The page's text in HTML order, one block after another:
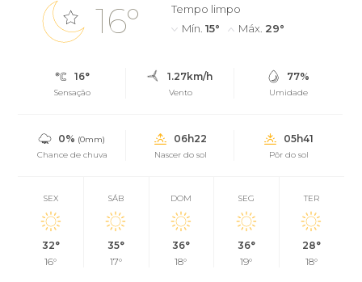
16°
Tempo limpo
Mín. 15° Máx. 29°
16°
Sensação
1.27km/h
Vento
77%
Umidade
0% (0mm)
Chance de chuva
06h22
Nascer do sol
05h41
Pôr do sol
SEX
32°
16°
SÁB
35°
17°
DOM
36°
18°
SEG
36°
19°
TER
28°
18°